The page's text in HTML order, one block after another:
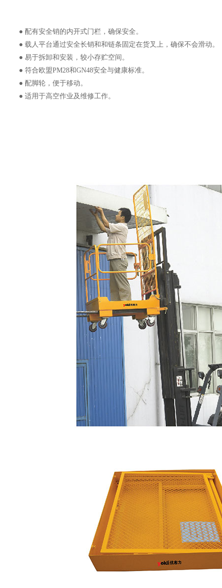
● 配有安全销的内开式门栏，确保安全。
● 载人平台通过安全长销和和链条固定在货叉上，确保不会滑动。
● 易于拆卸和安装，较小存贮空间。
● 符合欧盟PM28和GN48安全与健康标准。
● 配脚轮，便于移动。
● 适用于高空作业及维修工作。